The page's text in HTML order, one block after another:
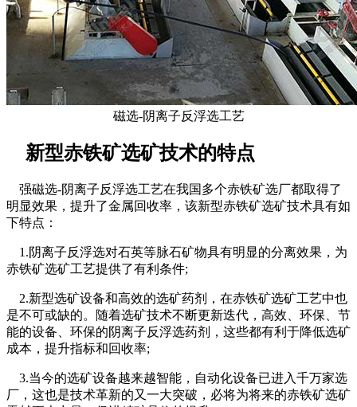
磁选-阴离子反浮选工艺
新型赤铁矿选矿技术的特点
强磁选-阴离子反浮选工艺在我国多个赤铁矿选厂都取得了
明显效果，提升了金属回收率，该新型赤铁矿选矿技术具有如
下特点：
1.阴离子反浮选对石英等脉石矿物具有明显的分离效果，为
赤铁矿选矿工艺提供了有利条件;
2.新型选矿设备和高效的选矿药剂，在赤铁矿选矿工艺中也
是不可或缺的。随着选矿技术不断更新迭代，高效、环保、节
能的设备、环保的阴离子反浮选药剂，这些都有利于降低选矿
成本，提升指标和回收率;
3.当今的选矿设备越来越智能，自动化设备已进入千万家选
厂，这也是技术革新的又一大突破，必将为将来的赤铁矿选矿